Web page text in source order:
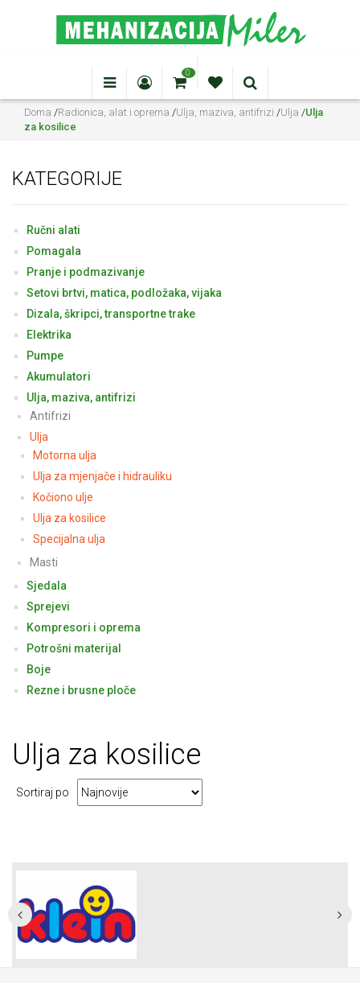
0
Doma /Radionica, alat i oprema /Ulja, maziva, antifrizi /Ulja /Ulja
za kosilice
KATEGORIJE
Ručni alati
Pomagala
Pranje i podmazivanje
Setovi brtvi, matica, podložaka, vijaka
Dizala, škripci, transportne trake
Elektrika
Pumpe
Akumulatori
Ulja, maziva, antifrizi
Antifrizi
Ulja
Motorna ulja
Ulja za mjenjače i hidrauliku
Kočiono ulje
Ulja za kosilice
Specijalna ulja
Masti
Sjedala
Sprejevi
Kompresori i oprema
Potrošni materijal
Boje
Rezne i brusne ploče
Ulja za kosilice
Sortiraj po